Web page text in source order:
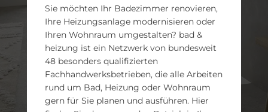
Sie möchten Ihr Badezimmer renovieren,
Ihre Heizungsanlage modernisieren oder
Ihren Wohnraum umgestalten? bad &
heizung ist ein Netzwerk von bundesweit
48 besonders qualifizierten
Fachhandwerksbetrieben, die alle Arbeiten
rund um Bad, Heizung oder Wohnraum
gern für Sie planen und ausführen. Hier